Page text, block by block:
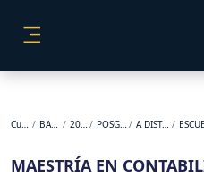
Cursos BACKUP 2026-1 POSGRADO A DISTANCIA
MAESTRÍA EN